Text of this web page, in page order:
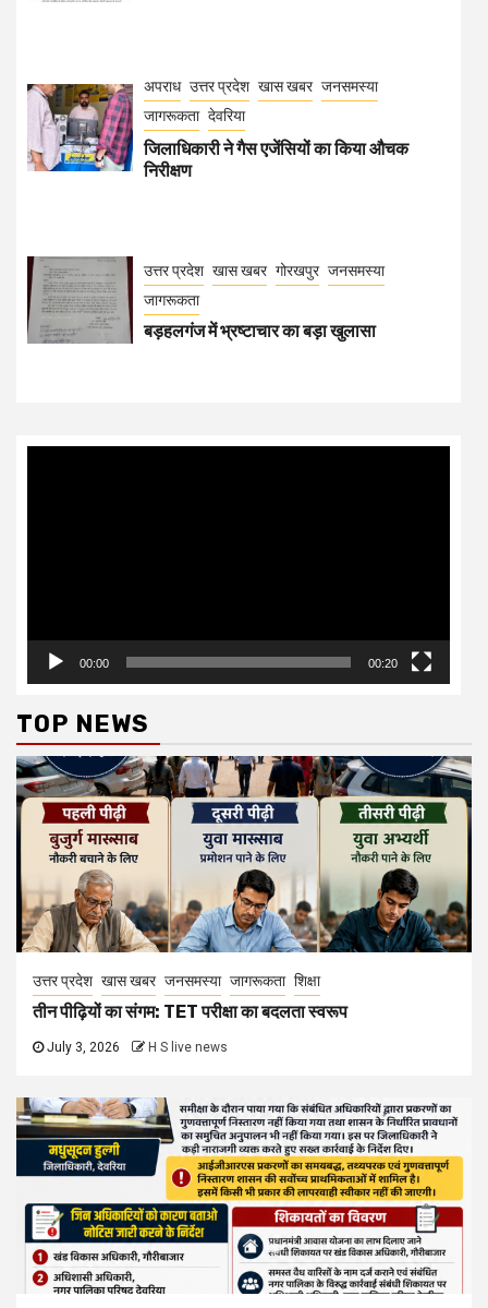
अपराध उत्तर प्रदेश खास खबर जनसमस्या
जागरूकता देवरिया
जिलाधिकारी ने गैस एजेंसियों का किया औचक
निरीक्षण
उत्तर प्रदेश खास खबर गोरखपुर जनसमस्या
जागरूकता
बड़हलगंज में भ्रष्टाचार का बड़ा खुलासा
00:00 00:20
TOP NEWS
उत्तर प्रदेश खास खबर जनसमस्या जागरूकता शिक्षा
तीन पीढ़ियों का संगम: TET परीक्षा का बदलता स्वरूप
July 3, 2026 H S live news